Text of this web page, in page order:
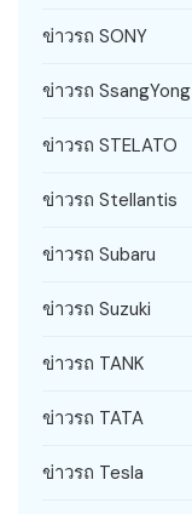
ข่าวรถ SONY
ข่าวรถ SsangYong
ข่าวรถ STELATO
ข่าวรถ Stellantis
ข่าวรถ Subaru
ข่าวรถ Suzuki
ข่าวรถ TANK
ข่าวรถ TATA
ข่าวรถ Tesla